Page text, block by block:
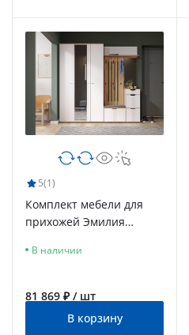
5(1)
Комплект мебели для
прихожей Эмилия
золотой/меренга
В наличии
81 869 ₽ / шт
В корзину